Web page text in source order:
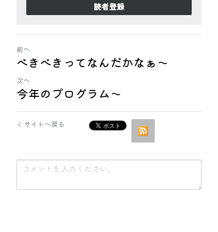
読者登録
前へ
べきべきってなんだかなぁ～
次へ
今年のプログラム〜
サイトへ戻る